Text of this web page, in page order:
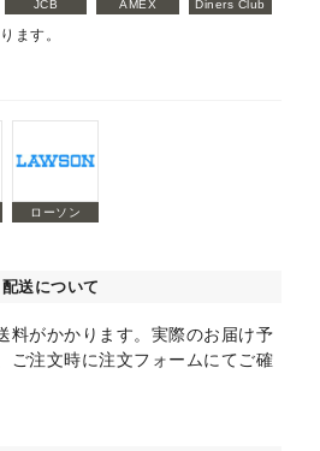
JCB AMEX Diners Club
ます。
ローソン
配送について
料がかかります。実際のお届け予
ご注文時に注文フォームにてご確